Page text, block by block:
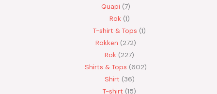
Quapi 7
Rok 1
T-shirt & Tops 1
Rokken 272
Rok 227
Shirts & Tops 602
Shirt 36
T-shirt 15